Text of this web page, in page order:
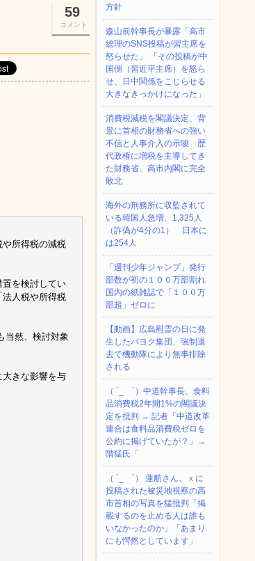
59
コメント
所得税の減税
置を検討してい
人税や所得税
当然、検討対象
きな影響を与
方針
森山前幹事長が暴露「高市
総理のSNS投稿が習主席を
怒らせた」 「その投稿が中
国側（習近平主席）を怒ら
せ、日中関係をこじらせる
大きなきっかけになった」
消費税減税を閣議決定、背
景に首相の財務省への強い
不信と人事介入の示唆 歴
代政権に増税を主導してき
た財務省、高市内閣に完全
敗北
海外の刑務所に収監されて
いる韓国人急増、1,325人
（詐偽が4分の1） 日本に
は254人
「週刊少年ジャンプ」発行
部数が初の１００万部割れ
国内の紙雑誌で「１００万
部超」ゼロに
【動画】広島慰霊の日に発
生したパヨク集団、強制退
去で機動隊により無事排除
される
（ ´_ゝ`）中道幹事長、食料
品消費税2年間1%の閣議決
定を批判 → 記者「中道改革
連合は食料品消費税ゼロを
公約に掲げていたが？」→
階猛氏「
（ ´_ゝ`） 蓮舫さん、ｘに
投稿された被災地視察の高
市首相の写真を猛批判「掲
載するのを止める人は誰も
いなかったのか」「あまり
にも愕然としています」